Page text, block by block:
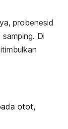
probenesid
Di
otot,